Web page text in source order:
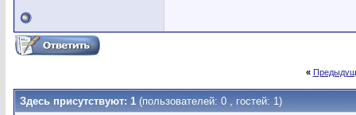
«
Здесь присутствуют: 1 (пользователей: 0 , гостей: 1)